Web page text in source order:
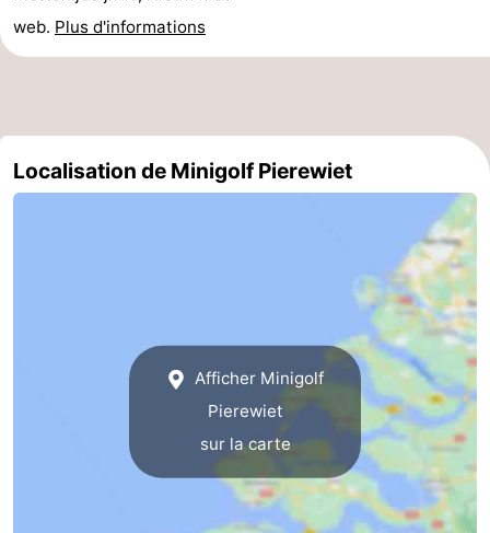
golf
être
villes
Sports
Équitation
-
web. Plus d'informations
Localisation de Minigolf Pierewiet
Afficher Minigolf
Pierewiet
sur la carte